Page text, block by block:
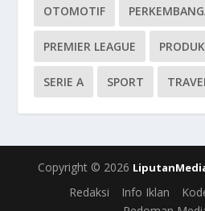
OTOMOTIF
PREMIER LEAGUE
SERIE A SPORT
Copyright © 2026
Redaksi
Info Iklan